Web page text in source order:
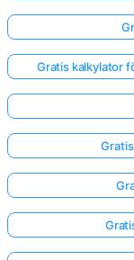
Gratis kalkylator